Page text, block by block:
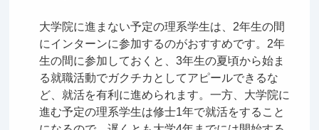
大学院に進まない予定の理系学生は、2年生の間
にインターンに参加するのがおすすめです。2年
生の間に参加しておくと、3年生の夏頃から始ま
る就職活動でガクチカとしてアピールできるな
ど、就活を有利に進められます。一方、大学院に
進む予定の理系学生は修士1年で就活をすること